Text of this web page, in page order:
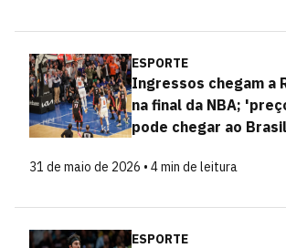
ESPORTE
Ingressos chegam a
na final da NBA;
pode chegar ao Brasil
31 de maio de 2026 • 4 min de leitura
ESPORTE